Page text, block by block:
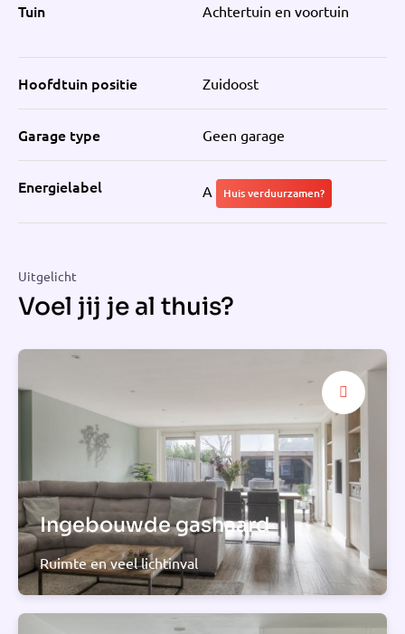
Tuin Achtertuin en voortuin
Hoofdtuin positie Zuidoost
Garage type Geen garage
Energielabel A Huis verduurzamen?
Uitgelicht
Voel jij je al thuis?
Ingebouwde gashaard
Ruimte en veel lichtinval